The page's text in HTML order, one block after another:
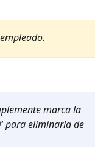
marca la
para eliminarla de